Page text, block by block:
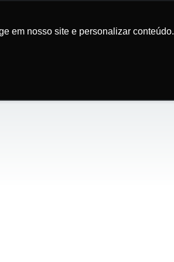
em nosso site e personalizar conteúdo.
em nosso site e personalizar conteúdo.